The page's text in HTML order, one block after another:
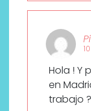
Hola ! Y
en
trabajo